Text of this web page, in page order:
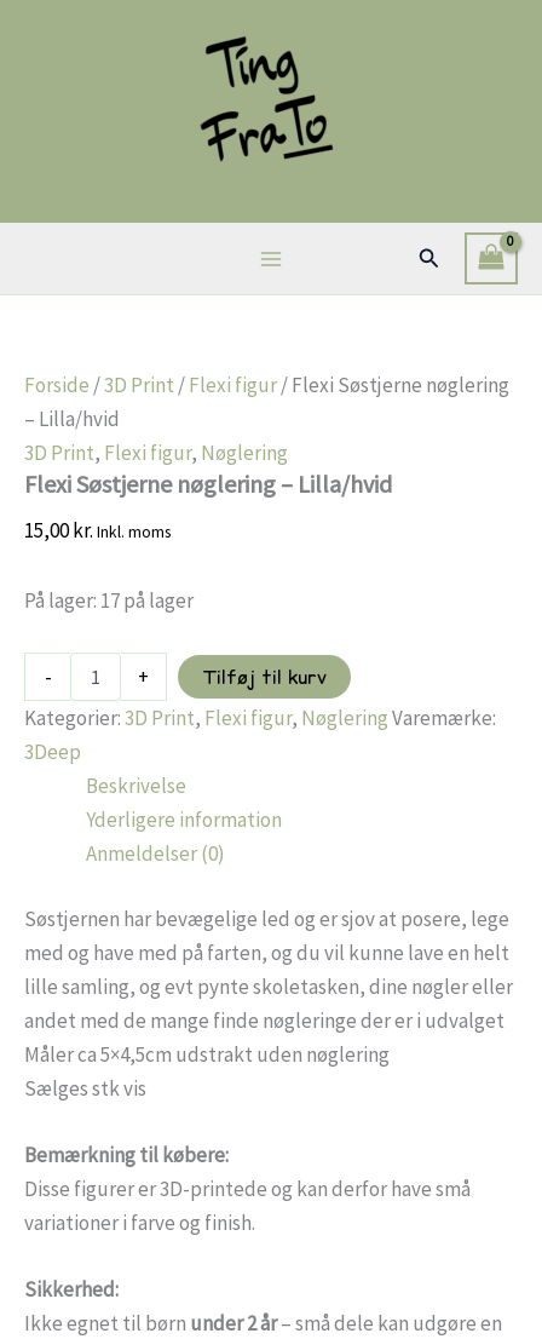
Søg
Forside /3D Print /Flexi figur/ Flexi Søstjerne nøglering
– Lilla/hvid
3D Print, Flexi figur, Nøglering
Flexi Søstjerne nøglering – Lilla/hvid
15,00kr. Inkl. moms
På lager: 17 på lager
-
Søstjerne
nøglering
Lilla/hvid
+
Tilføj til kurv
Kategorier:3D Print, Flexi figur, NøgleringVaremærke:
3Deep
Beskrivelse
Yderligere information
Anmeldelser (0)
Søstjernen har bevægelige led og er sjov at posere, lege
med og have med på farten, og du vil kunne lave en helt
lille samling, og evt pynte skoletasken, dine nøgler eller
andet med de mange finde nøgleringe der er i udvalget
Måler ca 5×4,5cm udstrakt uden nøglering
Sælges stk vis
Bemærkning til købere:
Disse figurer er 3D-printede og kan derfor have små
variationer i farve og finish.
Sikkerhed:
Ikke egnet til børn under 2 år– små dele kan udgøre en